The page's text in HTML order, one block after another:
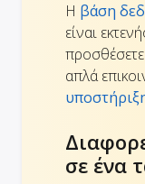
Η βάση
είναι
απλά
σε ένα